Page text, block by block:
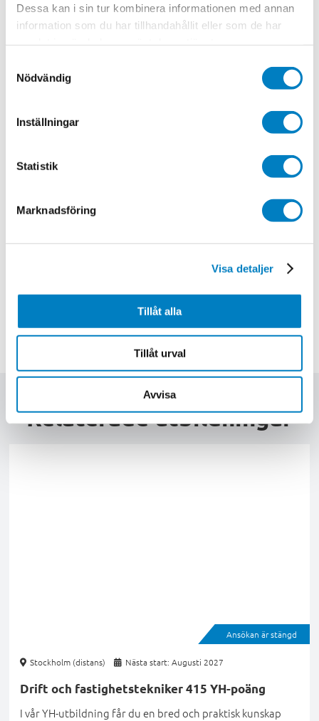
Dessa kan i sin tur kombinera informationen med annan
information som du har tillhandahållit eller som de har
Nödvändig
Inställningar
Statistik
Marknadsföring
Visa detaljer
Tillåt alla
Tillåt urval
Avvisa
Efternamn
E-
post*
Telefon
Skicka
Relaterade utbildningar
Ansökan är stängd
Stockholm (distans) Nästa start: Augusti 2027
Drift och fastighetstekniker 415 YH-poäng
I vår YH-utbildning får du en bred och praktisk kunskap